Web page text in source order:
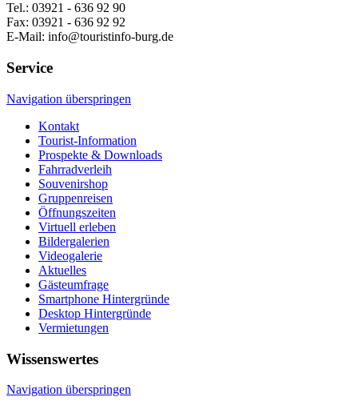
Tel.: 03921 - 636 92 90
Fax: 03921 - 636 92 92
E-Mail: info@touristinfo-burg.de
Service
Navigation überspringen
Kontakt
Tourist-Information
Prospekte & Downloads
Fahrradverleih
Souvenirshop
Gruppenreisen
Öffnungszeiten
Virtuell erleben
Bildergalerien
Videogalerie
Aktuelles
Gästeumfrage
Smartphone Hintergründe
Desktop Hintergründe
Vermietungen
Wissenswertes
Navigation überspringen